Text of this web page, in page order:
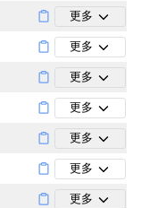
搜尋
更多
更多
更多
更多
更多
更多
更多